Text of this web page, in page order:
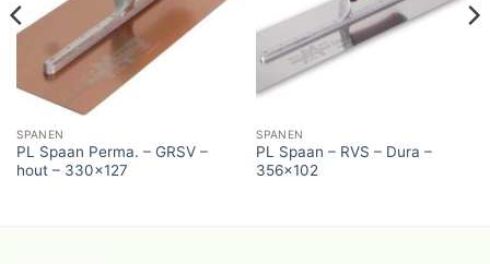
SPANEN
PL Spaan Perma. – GRSV –
hout – 330×127
SPANEN
PL Spaan – RVS – Dura –
356×102